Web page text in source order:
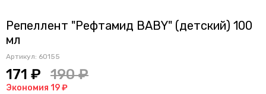
Репеллент "Рефтамид BABY" (детский) 100
мл
Артикул: 60155
171 ₽ 190 ₽
Экономия 19 ₽